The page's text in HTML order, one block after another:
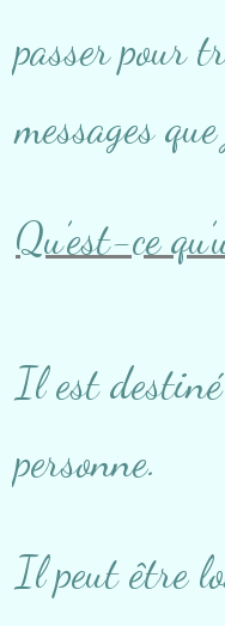
passer pour
messages
Qu’est-ce
Il est
personne.
Il peut être